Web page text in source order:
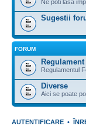
Ne poti lasa
Sugestii
FORUM
Regulament
Regulamentul
Diverse
Aici se poate
AUTENTIFICARE •